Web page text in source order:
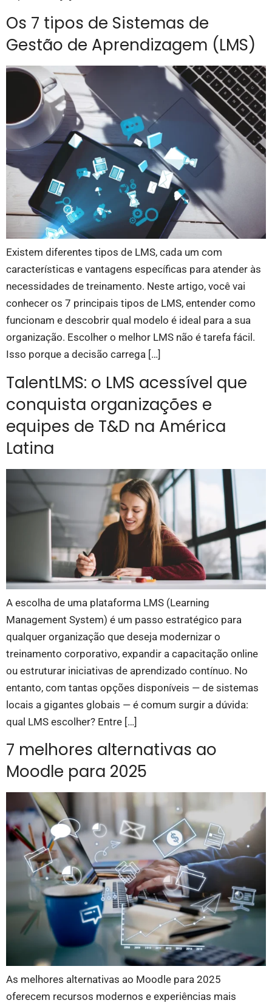
Os 7 tipos de Sistemas de
Gestão de Aprendizagem (LMS)
Existem diferentes tipos de LMS, cada um com
características e vantagens específicas para atender às
necessidades de treinamento. Neste artigo, você vai
conhecer os 7 principais tipos de LMS, entender como
funcionam e descobrir qual modelo é ideal para a sua
organização. Escolher o melhor LMS não é tarefa fácil.
Isso porque a decisão carrega […]
TalentLMS: o LMS acessível que
conquista organizações e
equipes de T&D na América
Latina
A escolha de uma plataforma LMS (Learning
Management System) é um passo estratégico para
qualquer organização que deseja modernizar o
treinamento corporativo, expandir a capacitação online
ou estruturar iniciativas de aprendizado contínuo. No
entanto, com tantas opções disponíveis — de sistemas
locais a gigantes globais — é comum surgir a dúvida:
qual LMS escolher? Entre […]
7 melhores alternativas ao
Moodle para 2025
As melhores alternativas ao Moodle para 2025
oferecem recursos modernos e experiências mais